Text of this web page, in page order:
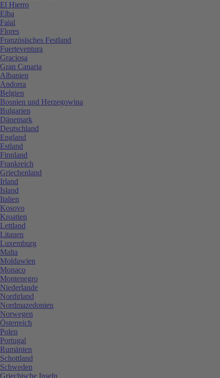
El Hierro
Elba
Faial
Flores
Französisches Festland
Fuerteventura
Graciosa
Gran Canaria
Albanien
Andorra
Belgien
Bosnien und Herzegowina
Bulgarien
Dänemark
Deutschland
England
Estland
Finnland
Frankreich
Griechenland
Irland
Island
Italien
Kosovo
Kroatien
Lettland
Litauen
Luxemburg
Malta
Moldawien
Monaco
Montenegro
Niederlande
Nordirland
Nordmazedonien
Norwegen
Österreich
Polen
Portugal
Rumänien
Schottland
Schweden
Griechische Inseln